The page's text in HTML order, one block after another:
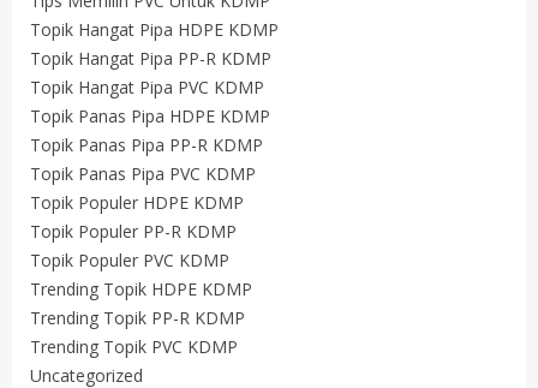
Topik Hangat Pipa HDPE KDMP
Topik Hangat Pipa PP-R KDMP
Topik Hangat Pipa PVC KDMP
Topik Panas Pipa HDPE KDMP
Topik Panas Pipa PP-R KDMP
Topik Panas Pipa PVC KDMP
Topik Populer HDPE KDMP
Topik Populer PP-R KDMP
Topik Populer PVC KDMP
Trending Topik HDPE KDMP
Trending Topik PP-R KDMP
Trending Topik PVC KDMP
Uncategorized